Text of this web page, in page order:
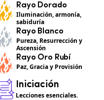
Rayo Dorado
Iluminación, armonía,
sabiduría
Rayo Blanco
Pureza, Resurrección y
Ascensión
Rayo Oro Rubí
Paz, Gracia y Provisión
Iniciación
Lecciones esenciales.